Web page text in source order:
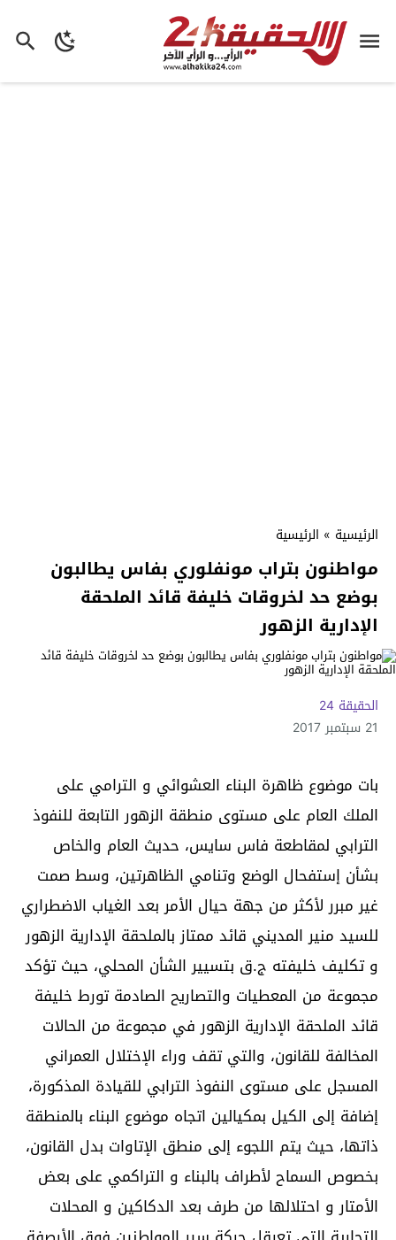
الرئيسية » الرئيسية
مواطنون بتراب مونفلوري بفاس يطالبون
بوضع حد لخروقات خليفة قائد الملحقة
الإدارية الزهور
الحقيقة 24
21 سبتمبر 2017
بات موضوع ظاهرة البناء العشوائي و الترامي على
الملك العام على مستوى منطقة الزهور التابعة للنفوذ
الترابي لمقاطعة فاس سايس، حديث العام والخاص
بشأن إستفحال الوضع وتنامي الظاهرتين، وسط صمت
غير مبرر لأكثر من جهة حيال الأمر بعد الغياب الاضطراري
للسيد منير المديني قائد ممتاز بالملحقة الإدارية الزهور
و تكليف خليفته ج.ق بتسيير الشأن المحلي، حيث تؤكد
مجموعة من المعطيات والتصاريح الصادمة تورط خليفة
قائد الملحقة الإدارية الزهور في مجموعة من الحالات
المخالفة للقانون، والتي تقف وراء الإختلال العمراني
المسجل على مستوى النفوذ الترابي للقيادة المذكورة،
إضافة إلى الكيل بمكيالين اتجاه موضوع البناء بالمنطقة
ذاتها، حيث يتم اللجوء إلى منطق الإتاوات بدل القانون،
بخصوص السماح لأطراف بالبناء و التراكمي على بعض
الأمتار و احتلالها من طرف بعد الدكاكين و المحلات